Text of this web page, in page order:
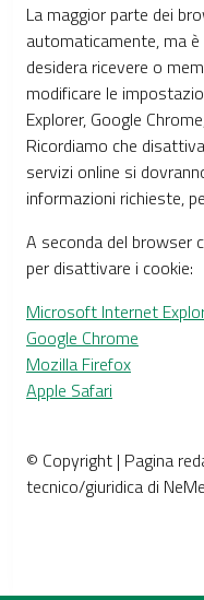
La maggior parte dei
automaticamente, ma
desidera ricevere o
modificare le
Explorer, Google
Ricordiamo che
servizi online si
informazioni richieste,
A seconda del browser
per disattivare i cookie:
Microsoft Internet
Google Chrome
Mozilla Firefox
Apple Safari
© Copyright | Pagina
tecnico/giuridica di